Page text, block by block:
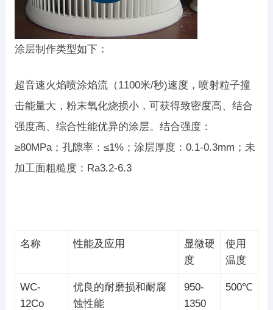
涂层制作类型如下：
超音速火焰喷涂焰流（1100米/秒)速度，喷射粒子撞
击能量大，粉末氧化烧损小，可获得致密度高、结合
强度高、综合性能优异的涂层。结合强度：
≥80MPa；孔隙率：≤1%；涂层厚度：0.1-0.3mm；未
加工面粗糙度：Ra3.2-6.3
名称 性能及应用
显微硬
度
使用
温度
WC-
12Co
优良的耐磨损和耐腐
蚀性能
950-
1350
500℃